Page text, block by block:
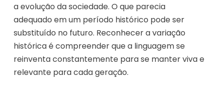
a evolução da sociedade. O que parecia
adequado em um período histórico pode ser
substituído no futuro. Reconhecer a variação
histórica é compreender que a linguagem se
reinventa constantemente para se manter viva e
relevante para cada geração.